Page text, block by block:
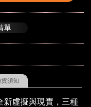
單
貨須知
新虛擬與現實，三種